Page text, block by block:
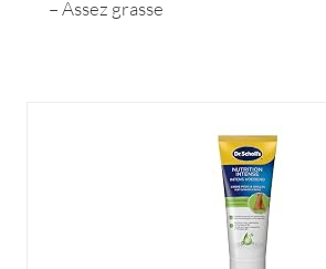
– Assez grasse